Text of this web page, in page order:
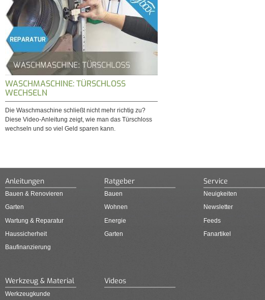
WASCHMASCHINE: TÜRSCHLOSS
WECHSELN
Die Waschmaschine schließt nicht mehr richtig zu?
Diese Video-Anleitung zeigt, wie man das Türschloss
wechseln und so viel Geld sparen kann.
Anleitungen
Bauen & Renovieren
Garten
Wartung & Reparatur
Haussicherheit
Baufinanzierung
Ratgeber
Bauen
Wohnen
Energie
Garten
Service
Neuigkeiten
Newsletter
Feeds
Fanartikel
Werkzeug & Material
Werkzeugkunde
Videos